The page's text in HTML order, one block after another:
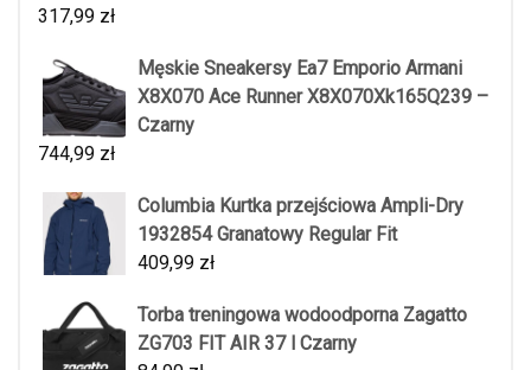
317,99 zł
Męskie Sneakersy Ea7 Emporio Armani
X8X070 Ace Runner X8X070Xk165Q239 –
Czarny
744,99 zł
Columbia Kurtka przejściowa Ampli-Dry
1932854 Granatowy Regular Fit
409,99 zł
Torba treningowa wodoodporna Zagatto
ZG703 FIT AIR 37 l Czarny